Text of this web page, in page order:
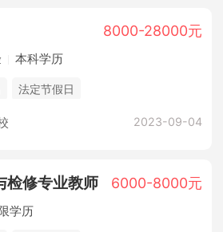
8000-28000元
本科学历
法定节假日
2023-09-04
检修专业教师 6000-8000元
学历